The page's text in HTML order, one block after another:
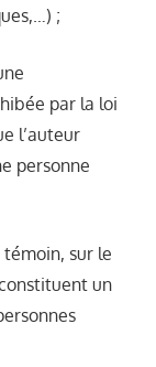
;
par la loi
l’auteur
personne
sur le
un